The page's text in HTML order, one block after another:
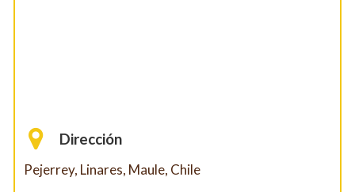
Dirección
Pejerrey, Linares, Maule, Chile